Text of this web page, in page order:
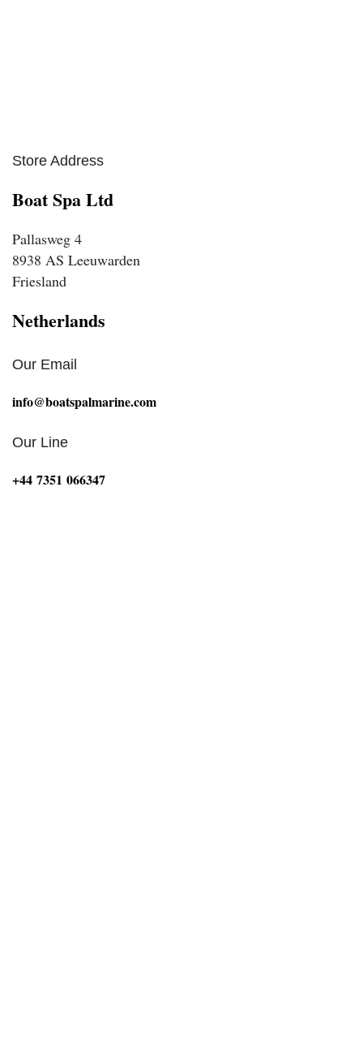
Store Address
Boat Spa Ltd
Pallasweg 4
8938 AS Leeuwarden
Friesland
Netherlands
Our Email
info@boatspalmarine.com
Our Line
‪+44 7351 066347‬